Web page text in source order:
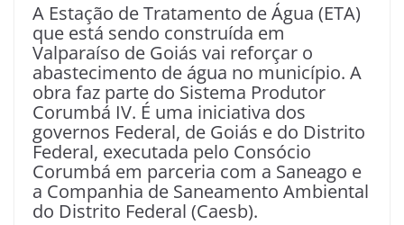
A Estação de Tratamento de Água (ETA)
que está sendo construída em
Valparaíso de Goiás vai reforçar o
abastecimento de água no município. A
obra faz parte do Sistema Produtor
Corumbá IV. É uma iniciativa dos
governos Federal, de Goiás e do Distrito
Federal, executada pelo Consócio
Corumbá em parceria com a Saneago e
a Companhia de Saneamento Ambiental
do Distrito Federal (Caesb).